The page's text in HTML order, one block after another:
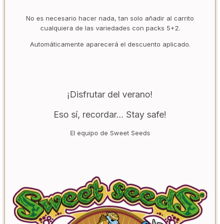
No es necesario hacer nada, tan solo añadir al carrito
cualquiera de las variedades con packs 5+2.
Automáticamente aparecerá el descuento aplicado.
¡Disfrutar del verano!
Eso sí, recordar... Stay safe!
El equipo de Sweet Seeds